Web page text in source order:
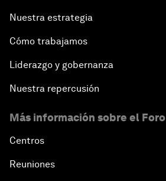
Nuestra estrategia
Cómo trabajamos
Liderazgo y gobernanza
Nuestra repercusión
Más información sobre el Foro
Centros
Reuniones